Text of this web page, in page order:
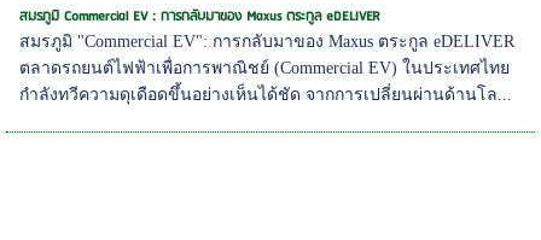
สมรภูมิ Commercial EV : การกลับมาของ Maxus ตระกูล eDELIVER
สมรภูมิ "Commercial EV": การกลับมาของ Maxus ตระกูล eDELIVER
ตลาดรถยนต์ไฟฟ้าเพื่อการพาณิชย์ (Commercial EV) ในประเทศไทย
กำลังทวีความดุเดือดขึ้นอย่างเห็นได้ชัด จากการเปลี่ยนผ่านด้านโล...